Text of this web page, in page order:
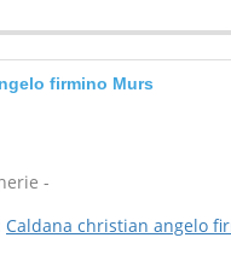
firmino Murs
-
Caldana christian angelo